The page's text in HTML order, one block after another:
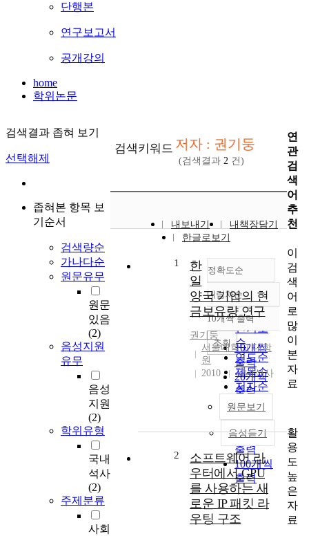
단행본
연구보고서
공개강의
home
학위논문
검색결과 좁혀 보기
선택해제
좁혀본 항목 보
기순서
검색량순
가나다순
원문유무
원문
있음
(2)
음성지원
유무
음성
지원
(2)
학위유형
국내
석사
(2)
주제분류
사회
검색키워드 저자 : 권기둥
(검색결과 2 건)
내보내기
내책장담기
한글로보기
정확도순
정확도
순
인기도
순
연도순
제목순
저자순
발행기
내림차순
내림차순
10개씩 출력
10개씩
출력
20개씩
출력
30개씩
출력
50개씩
출력
100개씩
출력
조회
1
한
일
양국 기업의 현
금보유량 연구
권기둥
서울대학교 대학
원
2010
국내석사
원문보기
음성듣기
2
소프트웨어 라
우터에서 GPU
를 사용하는 새
로운 IP 패킷 라
우팅 구조
연
관
검
색
어
추
천
이
검
색
어
로
많
이
본
자
료
활
용
도
높
은
자
료